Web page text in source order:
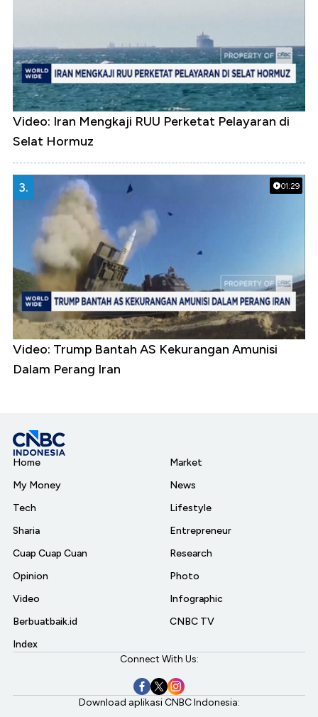
Video: Iran Mengkaji RUU Perketat Pelayaran di
Selat Hormuz
01:29
3.
Video: Trump Bantah AS Kekurangan Amunisi
Dalam Perang Iran
Home
My Money
Tech
Sharia
Cuap Cuap Cuan
Opinion
Video
Berbuatbaik.id
Index
Market
News
Lifestyle
Entrepreneur
Research
Photo
Infographic
CNBC TV
Connect With Us:
Download aplikasi CNBC Indonesia: